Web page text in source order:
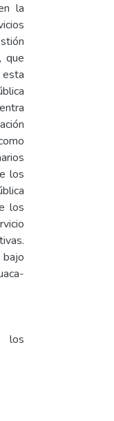
la
que
los
los
los